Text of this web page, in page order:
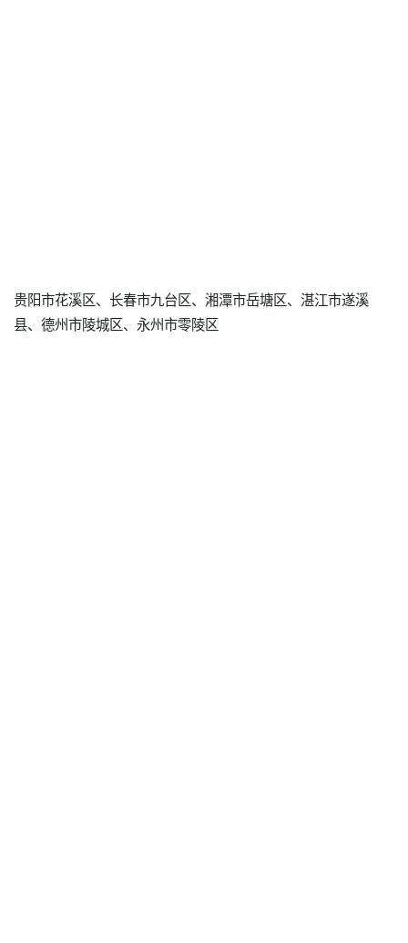
贵阳市花溪区、长春市九台区、湘潭市岳塘区、湛江市遂溪
县、德州市陵城区、永州市零陵区